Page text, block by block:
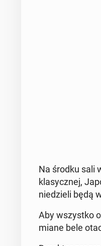
Na środku sali
kla­sycz­nej,
nie­dzie­li będą
Aby wszyst­ko
mia­ne bele